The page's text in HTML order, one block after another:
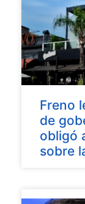
Freno
de
obligó
sobre